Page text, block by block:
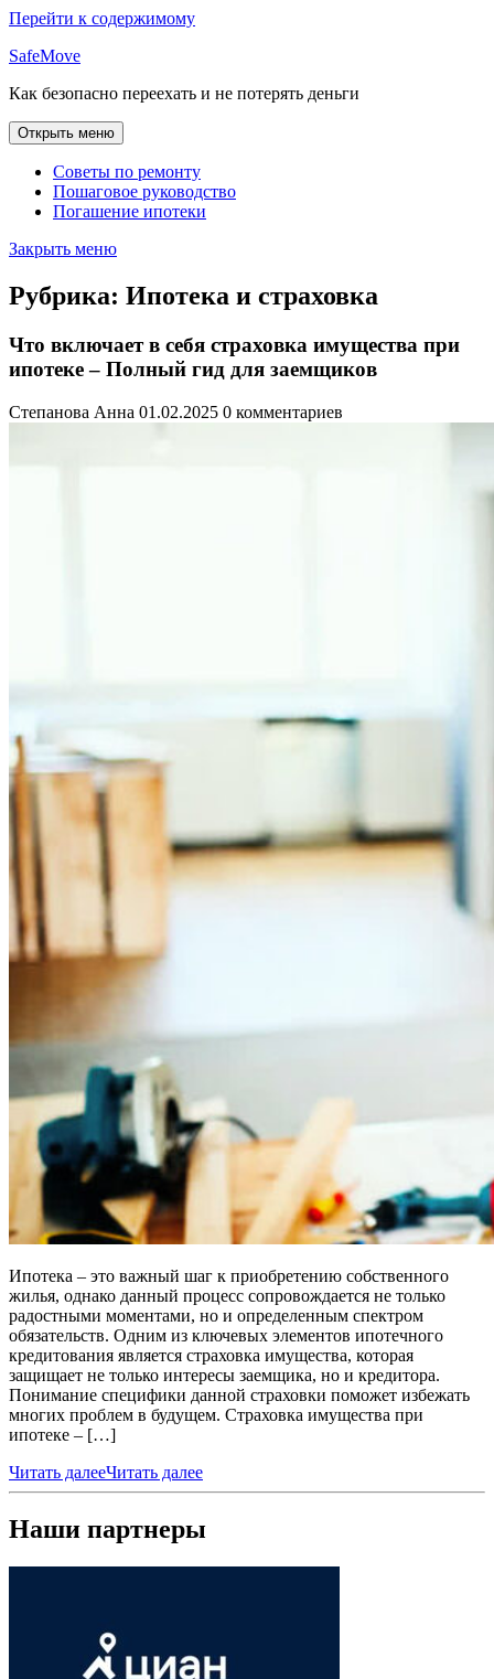
Перейти к содержимому
SafeMove
Как безопасно переехать и не потерять деньги
Открыть меню
Советы по ремонту
Пошаговое руководство
Погашение ипотеки
Закрыть меню
Рубрика: Ипотека и страховка
Что включает в себя страховка имущества при
ипотеке – Полный гид для заемщиков
Степанова Анна 01.02.2025 0 комментариев
Ипотека – это важный шаг к приобретению собственного
жилья, однако данный процесс сопровождается не только
радостными моментами, но и определенным спектром
обязательств. Одним из ключевых элементов ипотечного
кредитования является страховка имущества, которая
защищает не только интересы заемщика, но и кредитора.
Понимание специфики данной страховки поможет избежать
многих проблем в будущем. Страховка имущества при
ипотеке – […]
Читать далееЧитать далее
Наши партнеры